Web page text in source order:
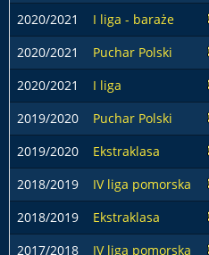
2020/2021
I liga - baraże
2020/2021
Puchar Polski
2020/2021
I liga
2019/2020
Puchar Polski
2019/2020
Ekstraklasa
2018/2019
IV liga pomorska
2018/2019
Ekstraklasa
2017/2018
IV liga pomorska